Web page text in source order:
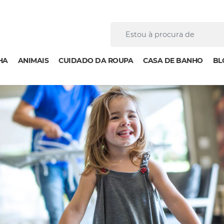
ANIMAIS CUIDADO DA ROUPA CASA DE BANHO